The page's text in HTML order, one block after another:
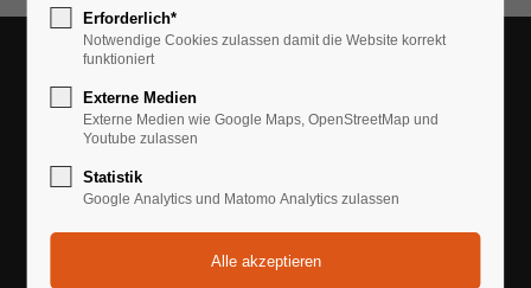
bei CVT-Deutschland registrieren lassen?
Erforderlich*
Notwendige Cookies zulassen damit die Website korrekt
funktioniert
Externe Medien
Externe Medien wie Google Maps, OpenStreetMap und
Youtube zulassen
Statistik
Google Analytics und Matomo Analytics zulassen